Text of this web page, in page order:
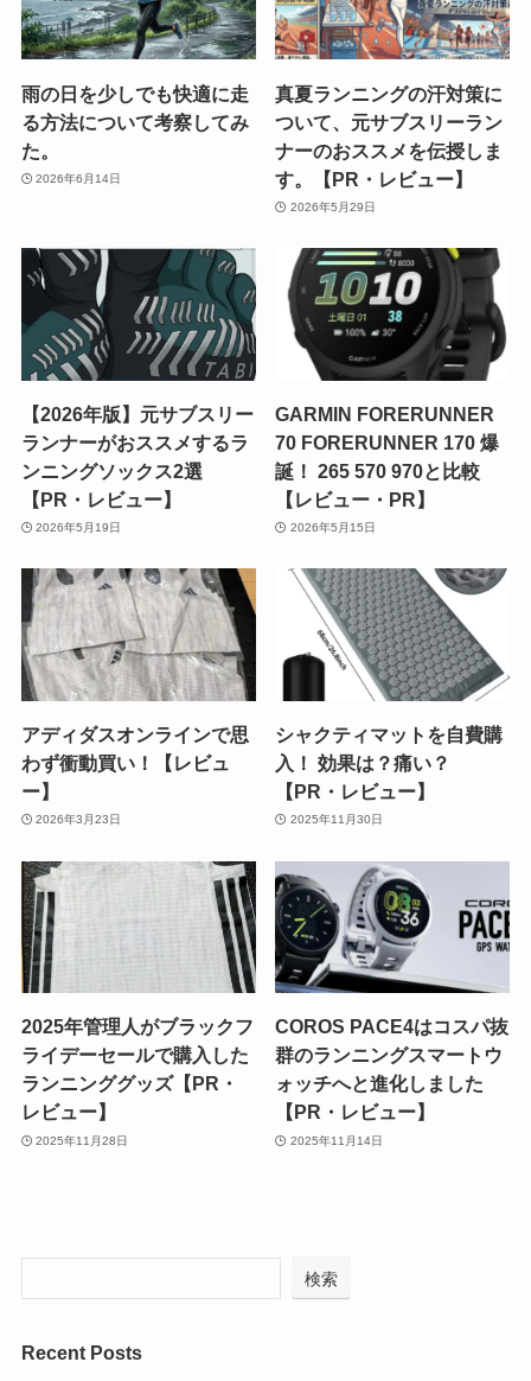
雨の日を少しでも快適に走
る方法について考察してみ
た。
2026年6月14日
真夏ランニングの汗対策に
ついて、元サブスリーラン
ナーのおススメを伝授しま
す。【PR・レビュー】
2026年5月29日
【2026年版】元サブスリー
ランナーがおススメするラ
ンニングソックス2選
【PR・レビュー】
2026年5月19日
GARMIN FORERUNNER
70 FORERUNNER 170 爆
誕！ 265 570 970と比較
【レビュー・PR】
2026年5月15日
アディダスオンラインで思
わず衝動買い！【レビュ
ー】
2026年3月23日
シャクティマットを自費購
入！ 効果は？痛い？
【PR・レビュー】
2025年11月30日
2025年管理人がブラックフ
ライデーセールで購入した
ランニンググッズ【PR・
レビュー】
2025年11月28日
COROS PACE4はコスパ抜
群のランニングスマートウ
ォッチへと進化しました
【PR・レビュー】
2025年11月14日
検索
Recent Posts